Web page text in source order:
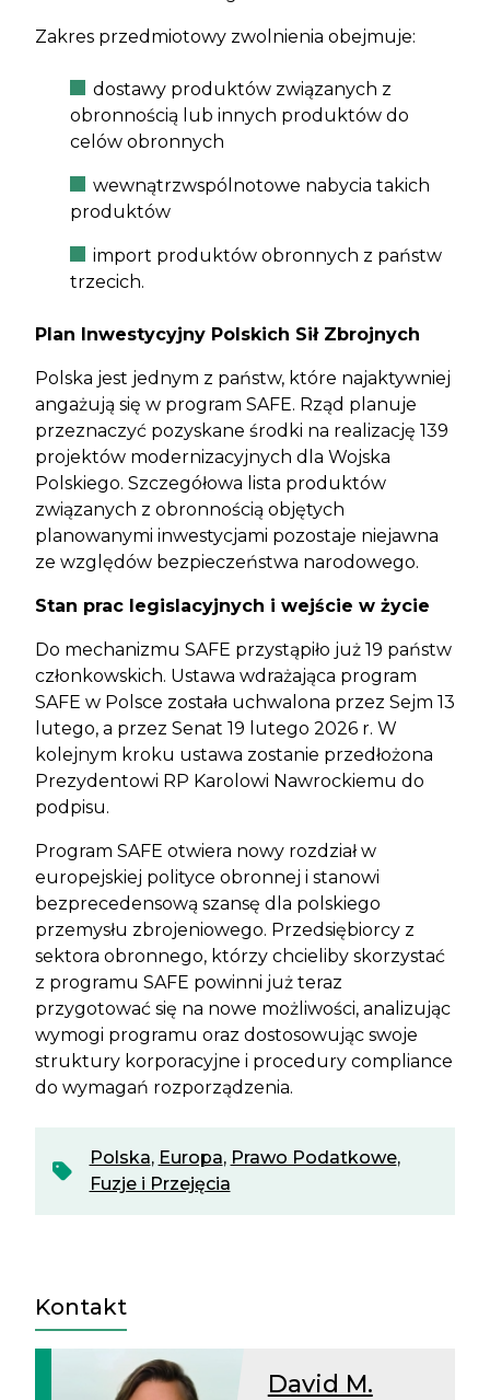
Zakres przedmiotowy zwolnienia obejmuje:
dostawy produktów związanych z
obronnością lub innych produktów do
celów obronnych
wewnątrzwspólnotowe nabycia takich
produktów
import produktów obronnych z państw
trzecich.
Plan Inwestycyjny Polskich Sił Zbrojnych
Polska jest jednym z państw, które najaktywniej
angażują się w program SAFE. Rząd planuje
przeznaczyć pozyskane środki na realizację 139
projektów modernizacyjnych dla Wojska
Polskiego. Szczegółowa lista produktów
związanych z obronnością objętych
planowanymi inwestycjami pozostaje niejawna
ze względów bezpieczeństwa narodowego.
Stan prac legislacyjnych i wejście w życie
Do mechanizmu SAFE przystąpiło już 19 państw
członkowskich. Ustawa wdrażająca program
SAFE w Polsce została uchwalona przez Sejm 13
lutego, a przez Senat 19 lutego 2026 r. W
kolejnym kroku ustawa zostanie przedłożona
Prezydentowi RP Karolowi Nawrockiemu do
podpisu.
Program SAFE otwiera nowy rozdział w
europejskiej polityce obronnej i stanowi
bezprecedensową szansę dla polskiego
przemysłu zbrojeniowego. Przedsiębiorcy z
sektora obronnego, którzy chcieliby skorzystać
z programu SAFE powinni już teraz
przygotować się na nowe możliwości, analizując
wymogi programu oraz dostosowując swoje
struktury korporacyjne i procedury compliance
do wymagań rozporządzenia.
Polska, Europa, Prawo Podatkowe,
Fuzje i Przejęcia
Kontakt
David M.